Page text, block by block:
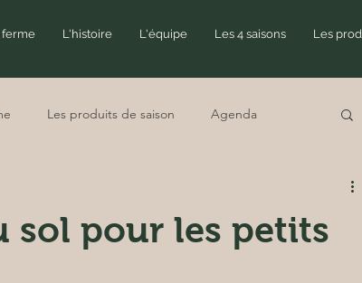
ferme L'histoire L'équipe Les 4 saisons Les
Les produits de saison Agenda
sol pour les petits